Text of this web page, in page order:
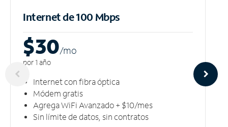
Internet de 100 Mbps
$30/mo
por 1 año
Internet con fibra óptica
Módem gratis
Agrega WiFi Avanzado + $10/mes
Sin límite de datos, sin contratos